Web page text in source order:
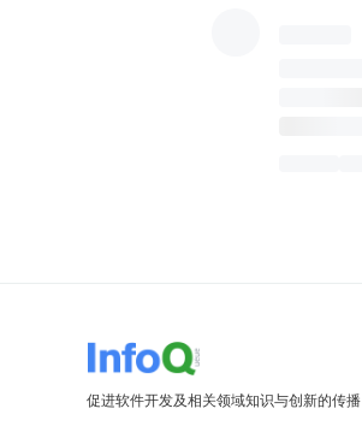
促进软件开发及相关领域知识与创新的传播